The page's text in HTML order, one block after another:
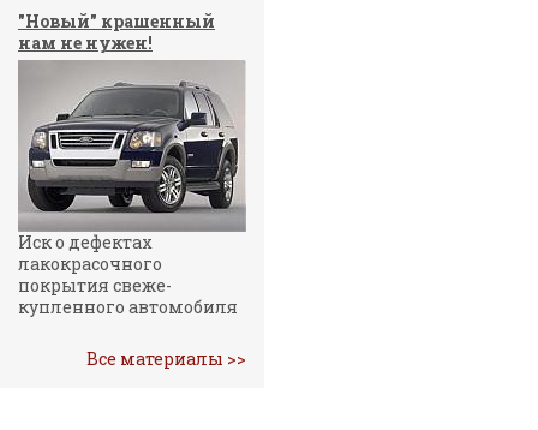
"Новый" крашенный
нам не нужен!
Иск о дефектах
лакокрасочного
покрытия свеже-
купленного автомобиля
Все материалы >>